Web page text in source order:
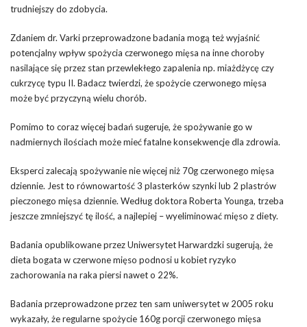
trudniejszy do zdobycia.
Zdaniem dr. Varki przeprowadzone badania mogą też wyjaśnić
potencjalny wpływ spożycia czerwonego mięsa na inne choroby
nasilające się przez stan przewlekłego zapalenia np. miażdżycę czy
cukrzycę typu II. Badacz twierdzi, że spożycie czerwonego mięsa
może być przyczyną wielu chorób.
Pomimo to coraz więcej badań sugeruje, że spożywanie go w
nadmiernych ilościach może mieć fatalne konsekwencje dla zdrowia.
Eksperci zalecają spożywanie nie więcej niż 70g czerwonego mięsa
dziennie. Jest to równowartość 3 plasterków szynki lub 2 plastrów
pieczonego mięsa dziennie. Według doktora Roberta Younga, trzeba
jeszcze zmniejszyć tę ilość, a najlepiej – wyeliminować mięso z diety.
Badania opublikowane przez Uniwersytet Harwardzki sugerują, że
dieta bogata w czerwone mięso podnosi u kobiet ryzyko
zachorowania na raka piersi nawet o 22%.
Badania przeprowadzone przez ten sam uniwersytet w 2005 roku
wykazały, że regularne spożycie 160g porcji czerwonego mięsa